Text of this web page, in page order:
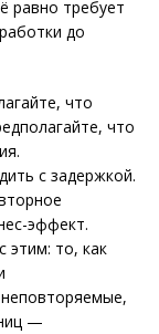
равно требует
до
что
что
с задержкой.
эффект.
этим: то, как
—